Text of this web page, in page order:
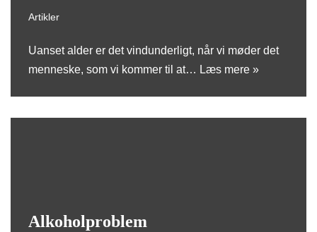
Artikler
Uanset alder er det vindunderligt, når vi møder det
menneske, som vi kommer til at… Læs mere »
Alkoholproblem